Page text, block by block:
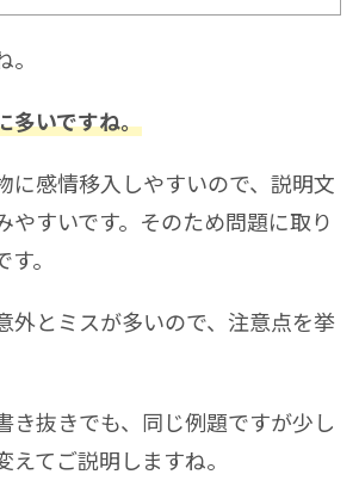
多いですね。
に感情移入しやすいので、説明文
やすいです。そのため問題に取り
。
外とミスが多いので、注意点を挙
き抜きでも、同じ例題ですが少し
てご説明しますね。